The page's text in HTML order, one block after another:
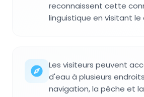
reconnaissent cette
linguistique en visitant le
Les visiteurs peuvent
d'eau à plusieurs
navigation, la pêche et